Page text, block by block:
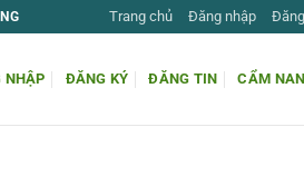
Trang chủ Đăng nhập
NHẬP ĐĂNG KÝ ĐĂNG TIN CẨM